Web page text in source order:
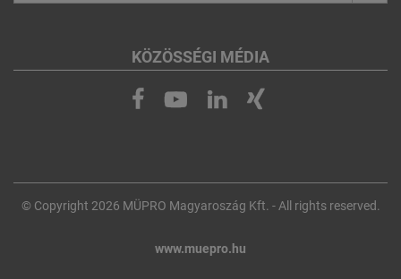
KÖZÖSSÉGI MÉDIA
© Copyright 2026 MÜPRO Magyaroszág Kft. - All rights reserved.
www.muepro.hu